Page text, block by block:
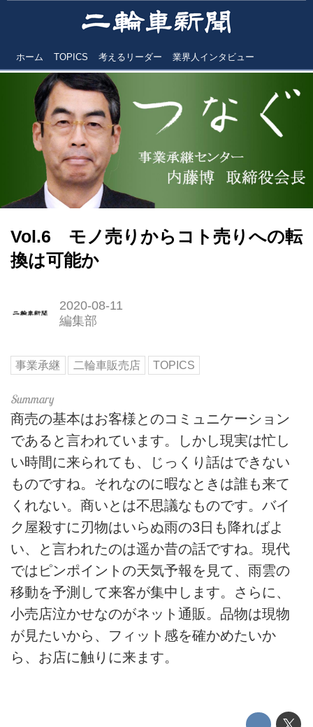
ホーム TOPICS 考えるリーダー 業界人インタビュー
Vol.6 モノ売りからコト売りへの転
換は可能か
2020-08-11
編集部
事業承継 二輪車販売店 TOPICS
商売の基本はお客様とのコミュニケーション
であると言われています。しかし現実は忙し
い時間に来られても、じっくり話はできない
ものですね。それなのに暇なときは誰も来て
くれない。商いとは不思議なものです。バイ
ク屋殺すに刃物はいらぬ雨の3日も降ればよ
い、と言われたのは遥か昔の話ですね。現代
ではピンポイントの天気予報を見て、雨雲の
移動を予測して来客が集中します。さらに、
小売店泣かせなのがネット通販。品物は現物
が見たいから、フィット感を確かめたいか
ら、お店に触りに来ます。